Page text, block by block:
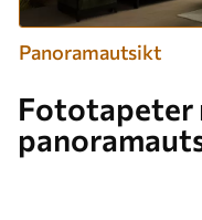
Panoramautsikt
Fototapeter